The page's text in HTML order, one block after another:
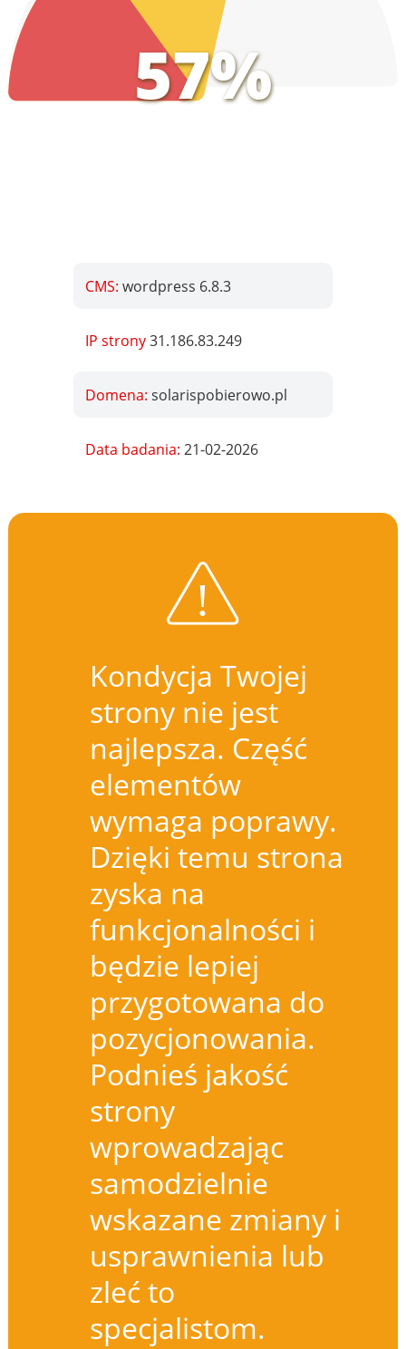
57%
CMS:wordpress 6.8.3
IP strony31.186.83.249
Domena:solarispobierowo.pl
Data badania:21-02-2026
Kondycja Twojej
strony nie jest
najlepsza. Część
elementów
wymaga poprawy.
Dzięki temu strona
zyska na
funkcjonalności i
będzie lepiej
przygotowana do
pozycjonowania.
Podnieś jakość
strony
wprowadzając
samodzielnie
wskazane zmiany i
usprawnienia lub
zleć to
specjalistom.